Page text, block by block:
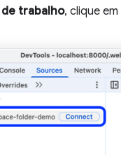
de trabalho, clique em